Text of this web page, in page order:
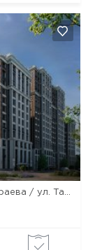
г. Алматы, ул. Розыбакиева / ул. Ескараева / ул. Тажибаевой